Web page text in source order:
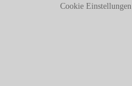
Cookie Einstellungen